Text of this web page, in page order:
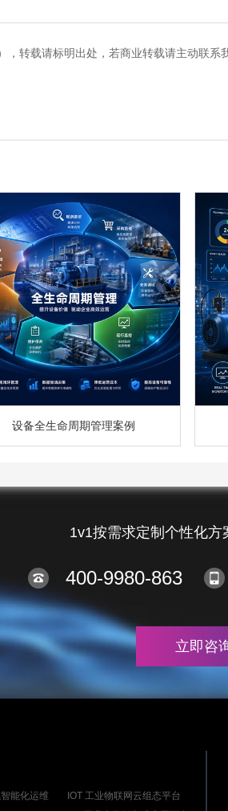
转载请标明出处，若商业转载请主动联系
设备全生命周期管理案例
1v1按需求定制个性化方
400-9980-863
立即咨
IOT 工业物联网云组态平台
能化运维